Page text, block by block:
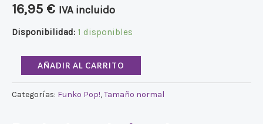
16,95 € IVA incluido
Disponibilidad: 1 disponibles
AÑADIR AL CARRITO
Categorías: Funko Pop!,Tamaño normal